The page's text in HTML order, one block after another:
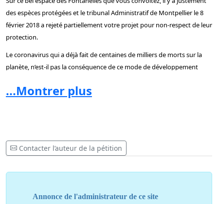
des espèces protégées et le tribunalAdministratif de Montpellier le 8
février 2018 a rejeté partiellement votre projet pour non-respect de leur
protection.
Le coronavirus qui a déjà fait de centaines de milliers de morts sur la
planète, n’est-il pas la conséquence de ce mode de développement
Non, le jour d’après ne peut pas ressembler au jour d’avant !
Et le futur ce ne sont plus les zones commerciales en périphérie des
villes. Vous avez sans doute pris connaissance des 50 propositions de la
citoyens tirés au sort et qui ont travaillé pendant des mois
...Montrer plus
Contacter l’auteur de la pétition
Annonce de l'administrateur de ce site